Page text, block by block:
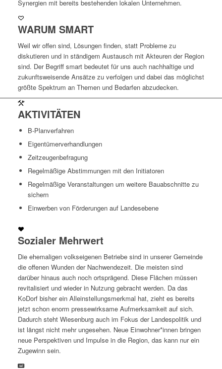
Synergien mit bereits bestehenden lokalen Unternehmen.
WARUM SMART
Weil wir offen sind, Lösungen finden, statt Probleme zu
diskutieren und in ständigem Austausch mit Akteuren der Region
sind. Der Begriff smart bedeutet für uns auch nachhaltige und
zukunftsweisende Ansätze zu verfolgen und dabei das möglichst
größte Spektrum an Themen und Bedarfen abzudecken.
AKTIVITÄTEN
B-Planverfahren
Eigentümerverhandlungen
Zeitzeugenbefragung
Regelmäßige Abstimmungen mit den Initiatoren
Regelmäßige Veranstaltungen um weitere Bauabschnitte zu
sichern
Einwerben von Förderungen auf Landesebene
Sozialer Mehrwert
Die ehemaligen volkseigenen Betriebe sind in unserer Gemeinde
die offenen Wunden der Nachwendezeit. Die meisten sind
darüber hinaus auch noch ortsprägend. Diese Flächen müssen
revitalisiert und wieder in Nutzung gebracht werden. Da das
KoDorf bisher ein Alleinstellungsmerkmal hat, zieht es bereits
jetzt schon enorm pressewirksame Aufmerksamkeit auf sich.
Dadurch steht Wiesenburg auch im Fokus der Landespolitik und
ist längst nicht mehr ungesehen. Neue Einwohner*innen bringen
neue Perspektiven und Impulse in die Region, das kann nur ein
Zugewinn sein.